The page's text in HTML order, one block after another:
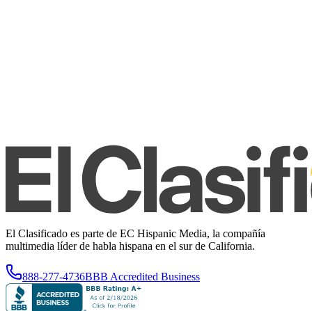
El Clasificado es parte de EC Hispanic Media, la compañía
multimedia líder de habla hispana en el sur de California.
888-277-4736BBB Accredited Business